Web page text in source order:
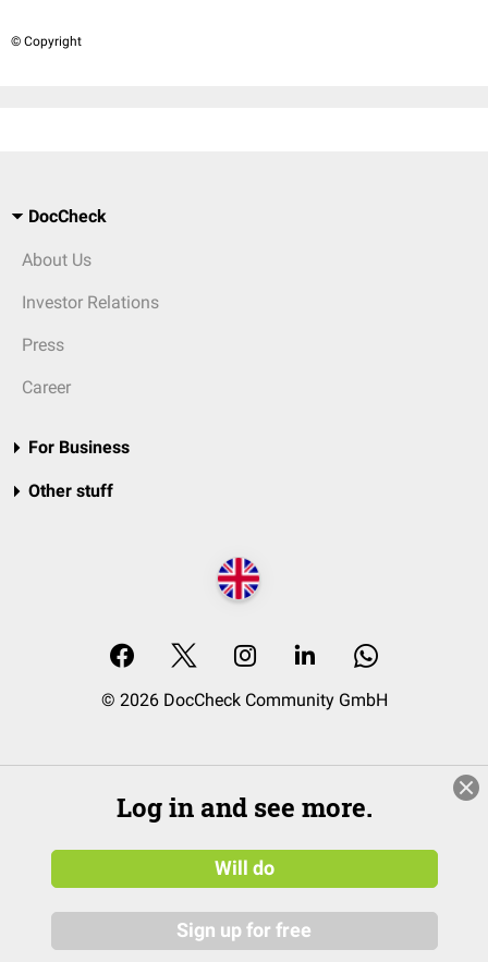
© Copyright
DocCheck
About Us
Investor Relations
Press
Career
For Business
Other stuff
© 2026 DocCheck Community GmbH
Log in and see more.
Will do
Sign up for free